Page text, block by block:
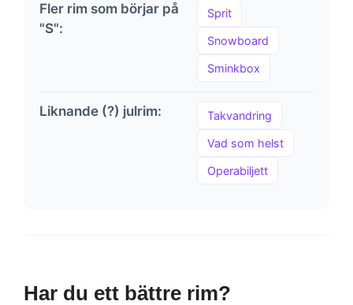
Fler rim som börjar på
"S":
Sprit
Snowboard
Sminkbox
Liknande (?) julrim: Takvandring
Vad som helst
Operabiljett
Har du ett bättre rim?